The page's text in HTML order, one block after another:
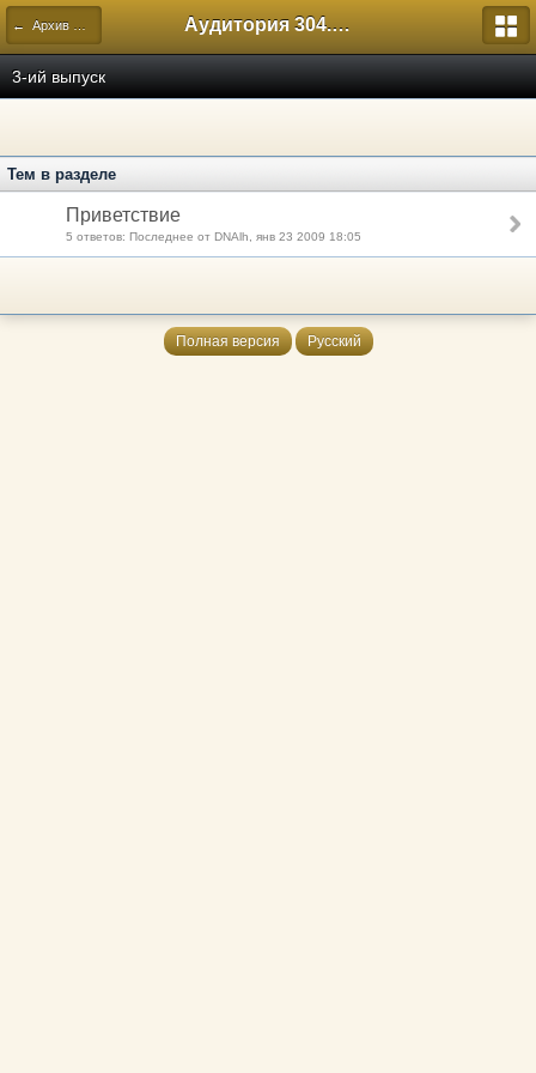
← Архив форумов выпусков Лицея Аудитория 304. История России
3-ий выпуск
Тем в разделе
Приветствие
5 ответов: Последнее от DNAlh, янв 23 2009 18:05
Полная версия Русский